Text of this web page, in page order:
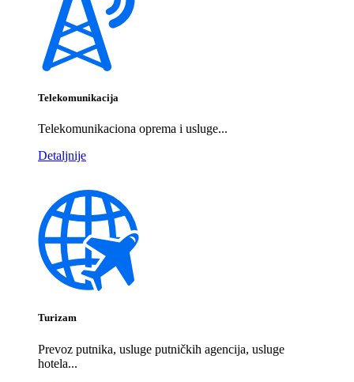
Telekomunikacija
Telekomunikaciona oprema i usluge...
Detaljnije
Turizam
Prevoz putnika, usluge putničkih agencija, usluge
hotela...